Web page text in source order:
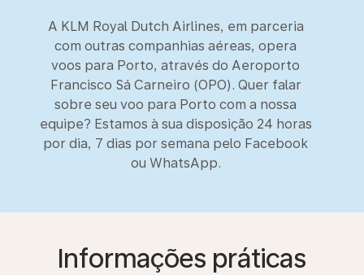
A KLM Royal Dutch Airlines, em parceria
com outras companhias aéreas, opera
voos para Porto, através do Aeroporto
Francisco Sá Carneiro (OPO). Quer falar
sobre seu voo para Porto com a nossa
equipe? Estamos à sua disposição 24 horas
por dia, 7 dias por semana pelo Facebook
ou WhatsApp.
Informações práticas